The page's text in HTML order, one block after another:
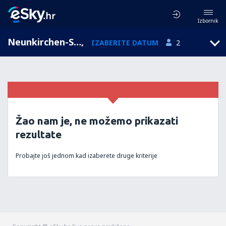
Izbornik
Neunkirchen-Seelscheid, North Rhine-Westphalia, Njemačka, IZABERITE DATUM 2
Žao nam je, ne možemo prikazati
rezultate
Probajte još jednom kad izaberete druge kriterije